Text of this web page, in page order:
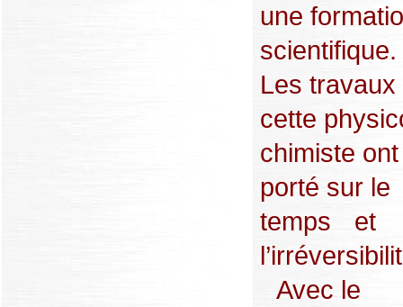
une
scientifique.
Les travaux
cette
chimiste
porté sur le
temps et
Avec le